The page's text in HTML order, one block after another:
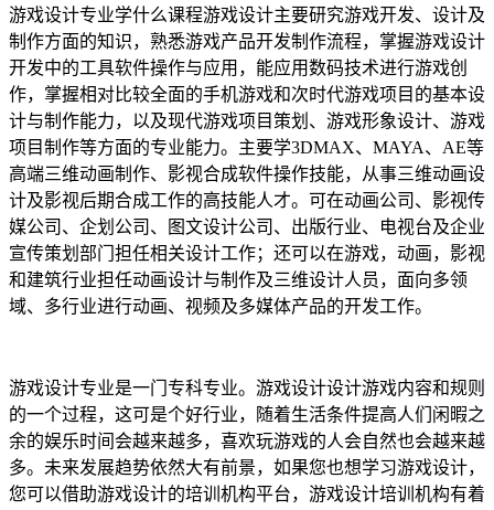
游戏设计专业学什么课程游戏设计主要研究游戏开发、设计及
制作方面的知识，熟悉游戏产品开发制作流程，掌握游戏设计
开发中的工具软件操作与应用，能应用数码技术进行游戏创
作，掌握相对比较全面的手机游戏和次时代游戏项目的基本设
计与制作能力，以及现代游戏项目策划、游戏形象设计、游戏
项目制作等方面的专业能力。主要学3DMAX、MAYA、AE等
高端三维动画制作、影视合成软件操作技能，从事三维动画设
计及影视后期合成工作的高技能人才。可在动画公司、影视传
媒公司、企划公司、图文设计公司、出版行业、电视台及企业
宣传策划部门担任相关设计工作；还可以在游戏，动画，影视
和建筑行业担任动画设计与制作及三维设计人员，面向多领
域、多行业进行动画、视频及多媒体产品的开发工作。
游戏设计专业是一门专科专业。游戏设计设计游戏内容和规则
的一个过程，这可是个好行业，随着生活条件提高人们闲暇之
余的娱乐时间会越来越多，喜欢玩游戏的人会自然也会越来越
多。未来发展趋势依然大有前景，如果您也想学习游戏设计，
您可以借助游戏设计的培训机构平台，游戏设计培训机构有着